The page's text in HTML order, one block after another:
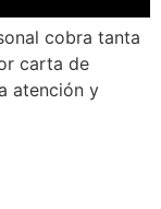
cobra tanta
carta de
atención y